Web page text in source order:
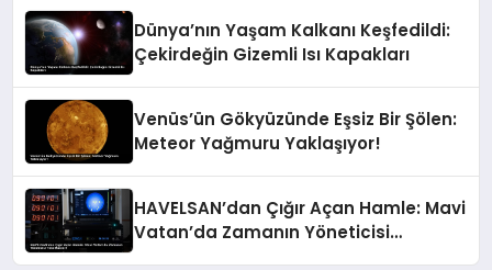
Dünya’nın Yaşam Kalkanı Keşfedildi:
Çekirdeğin Gizemli Isı Kapakları
Venüs’ün Gökyüzünde Eşsiz Bir Şölen:
Meteor Yağmuru Yaklaşıyor!
HAVELSAN’dan Çığır Açan Hamle: Mavi
Vatan’da Zamanın Yöneticisi